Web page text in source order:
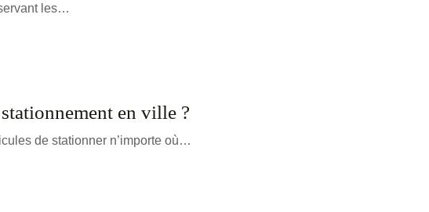
les…
en ville ?
de stationner n’importe où…